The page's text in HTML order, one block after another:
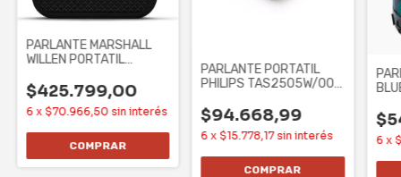
PARLANTE MARSHALL
WILLEN PORTATIL
NEGRO Y
$425.799,00
6 x $70.966,50 sin interés
PARLANTE PORTATIL
PHILIPS TAS2505W/00 -
$94.668,99
6 x $15.778,17 sin interés 6 x